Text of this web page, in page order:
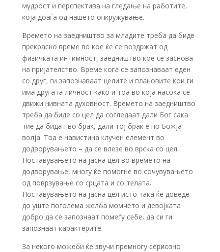
мудрост и перспектива на гледање на работите,
која доаѓа од нашето опкружување.
Времето на заедништво за младите треба да биде
прекрасно време во кое ќе се воздржат од
физичката интимност, заедништво кое се заснова
на пријателство. Време кога се запознаваат еден
со друг, ги запознаваат целите и плановите кои ги
има другата личност како и тоа во која насока се
движи нивната духовност. Времето на заедништво
треба да биде со цел да согледаат дали Бог сака
тие да бидат во брак, дали тој брак е по Божја
волја. Тоа е навистина клучен елемент во
додворувањето – да се влезе во врска со цел.
Поставувањето на јасна цел во времето на
додворување, многу ќе помогне во сочувувањето
од поврзување со срцата и со телата.
Поставувањето на јасна цел исто така ќе доведе
до уште поголема желба момчето и девојката
добро да се запознаат помеѓу себе, да си ги
запознаат карактерите.
За некого можеби ќе звучи премногу сериозно